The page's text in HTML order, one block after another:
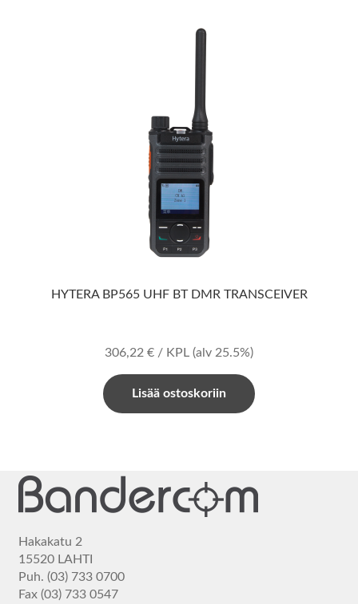
HYTERA BP565 UHF BT DMR TRANSCEIVER
306,22 € / KPL (alv 25.5%)
Lisää ostoskoriin
Hakakatu 2
15520 LAHTI
Puh. (03) 733 0700
Fax (03) 733 0547